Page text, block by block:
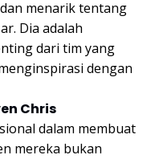
menarik tentang
Dia adalah
dari tim yang
dengan
Chris
dalam membuat
mereka bukan